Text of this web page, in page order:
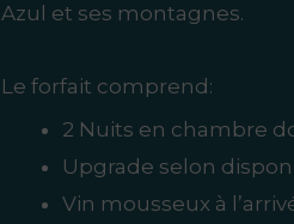
Azul et ses montagnes.
Le forfait comprend:
2 Nuits en chambre
Upgrade selon
Vin mousseux à